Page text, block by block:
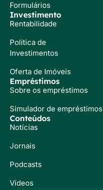
Formulários
Investimento
Rentabilidade
Política de
Investimentos
Oferta de Imóveis
Empréstimos
Sobre os empréstimos
Simulador de empréstimos
Conteúdos
Notícias
Jornais
Podcasts
Vídeos